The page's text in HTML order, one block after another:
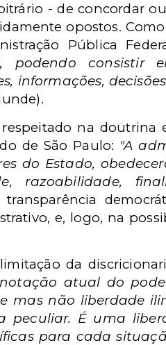
- de concordar ou
opostos.
Pública
podendo consistir
informações,
na doutrina
de São Paulo: "A
do Estado,
razoabilidade,
e, logo, na
da
atual do
mas não liberdade
É uma
para cada